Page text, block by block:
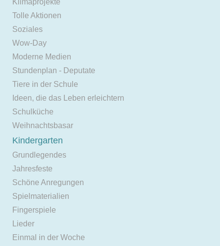
Klimaprojekte
Tolle Aktionen
Soziales
Wow-Day
Moderne Medien
Stundenplan - Deputate
Tiere in der Schule
Ideen, die das Leben erleichtern
Schulküche
Weihnachtsbasar
Kindergarten
Grundlegendes
Jahresfeste
Schöne Anregungen
Spielmaterialien
Fingerspiele
Lieder
Einmal in der Woche